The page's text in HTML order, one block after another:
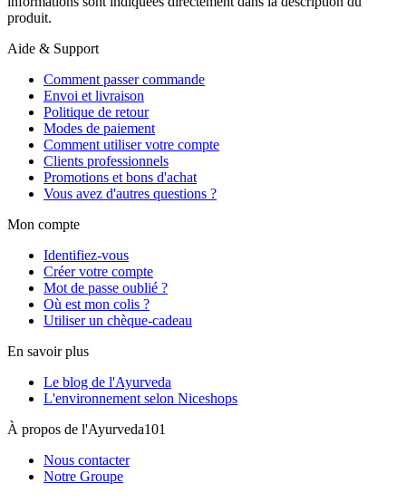
produit.
Aide & Support
Comment passer commande
Envoi et livraison
Politique de retour
Modes de paiement
Comment utiliser votre compte
Clients professionnels
Promotions et bons d'achat
Vous avez d'autres questions ?
Mon compte
Identifiez-vous
Créer votre compte
Mot de passe oublié ?
Où est mon colis ?
Utiliser un chèque-cadeau
En savoir plus
Le blog de l'Ayurveda
L'environnement selon Niceshops
À propos de l'Ayurveda101
Nous contacter
Notre Groupe